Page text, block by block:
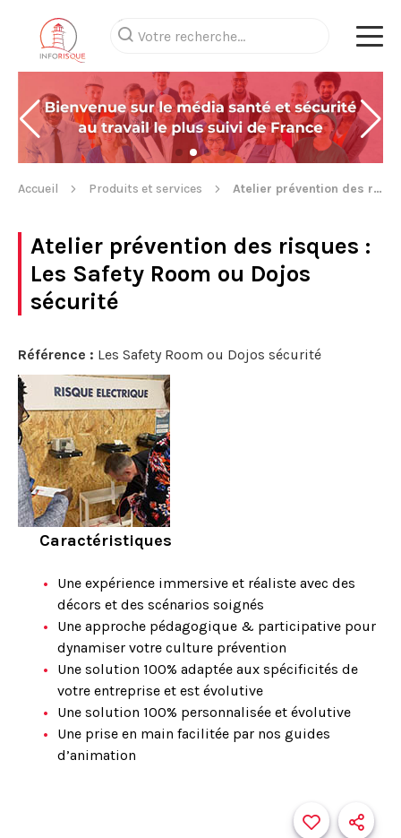
Accueil Produits et services Atelier prévention des risques
Atelier prévention des risques :
Les Safety Room ou Dojos
sécurité
Référence : Les Safety Room ou Dojos sécurité
Caractéristiques
Une expérience immersive et réaliste avec des
décors et des scénarios soignés
Une approche pédagogique & participative pour
dynamiser votre culture prévention
Une solution 100% adaptée aux spécificités de
votre entreprise et est évolutive
Une solution 100% personnalisée et évolutive
Une prise en main facilitée par nos guides
d’animation